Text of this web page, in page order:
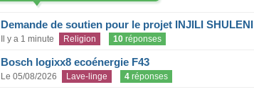
Demande de soutien pour le projet INJILI SHULENI
Il y a 1 minute Religion 10réponses
Bosch logixx8 ecoénergie F43
Le 05/08/2026 Lave-linge 4réponses